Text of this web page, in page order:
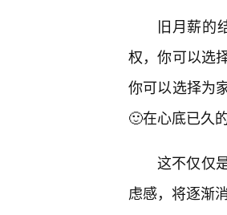
旧月薪的
权，你可以选
你可以选择为
🙂在心底已久
这不仅仅
虑感，将逐渐